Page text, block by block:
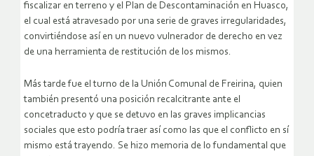
fiscalizar en terreno y el Plan de Descontaminación en Huasco,
el cual está atravesado por una serie de graves irregularidades,
convirtiéndose así en un nuevo vulnerador de derecho en vez
de una herramienta de restitución de los mismos.
Más tarde fue el turno de la Unión Comunal de Freirina, quien
también presentó una posición recalcitrante ante el
concetraducto y que se detuvo en las graves implicancias
sociales que esto podría traer así como las que el conflicto en sí
mismo está trayendo. Se hizo memoria de lo fundamental que